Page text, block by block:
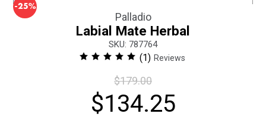
-25%
Palladio
Labial Mate Herbal
: 787764
(1) Reviews
$179.00
$134.25